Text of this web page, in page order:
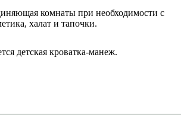
комнаты при необходимости с
халат и тапочки.
детская кроватка-манеж.